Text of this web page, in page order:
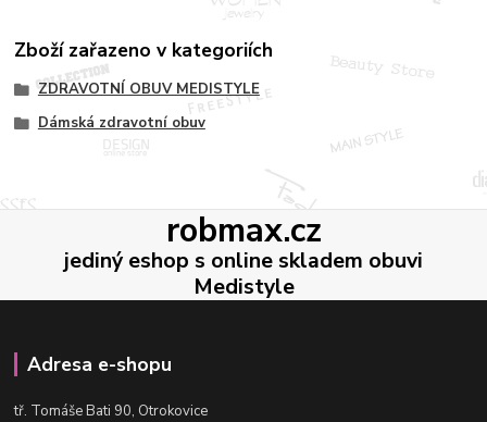
Zboží zařazeno v kategoriích
ZDRAVOTNÍ OBUV MEDISTYLE
Dámská zdravotní obuv
robmax.cz
jediný eshop s online skladem obuvi
Medistyle
Adresa e-shopu
tř. Tomáše Bati 90, Otrokovice